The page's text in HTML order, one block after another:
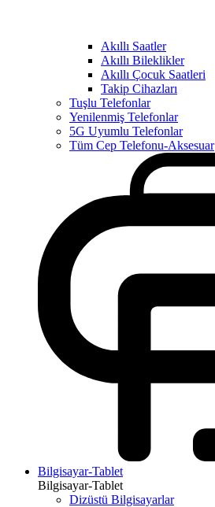
Akıllı Saatler
Akıllı Bileklikler
Akıllı Çocuk Saatleri
Takip Cihazları
Tuşlu Telefonlar
Yenilenmiş Telefonlar
5G Uyumlu Telefonlar
Tüm Cep Telefonu-Aksesuar
Bilgisayar-Tablet
Bilgisayar-Tablet
Dizüstü Bilgisayarlar